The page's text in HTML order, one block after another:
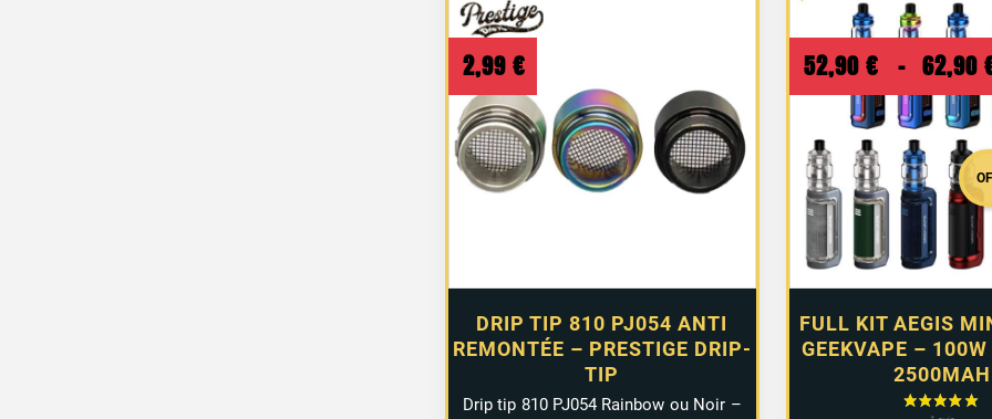
DRIP TIP 810 PJ054 ANTI
REMONTÉE – PRESTIGE DRIP-
TIP
2,99 €
Drip tip 810 PJ054 Rainbow ou Noir –
FULL KIT AEGIS
GEEKVAPE –
2500MAH
52,90 € – 62,90